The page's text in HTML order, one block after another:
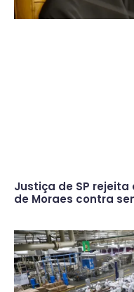
Justiça de SP
de Moraes contra